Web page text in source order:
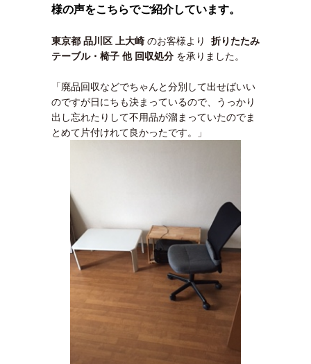
様の声をこちらでご紹介しています。
東京都 品川区 上大崎 のお客様より 折りたたみ
テーブル・椅子 他 回収処分 を承りました。
「廃品回収などでちゃんと分別して出せばいい
のですが日にちも決まっているので、うっかり
出し忘れたりして不用品が溜まっていたのでま
とめて片付けれて良かったです。」